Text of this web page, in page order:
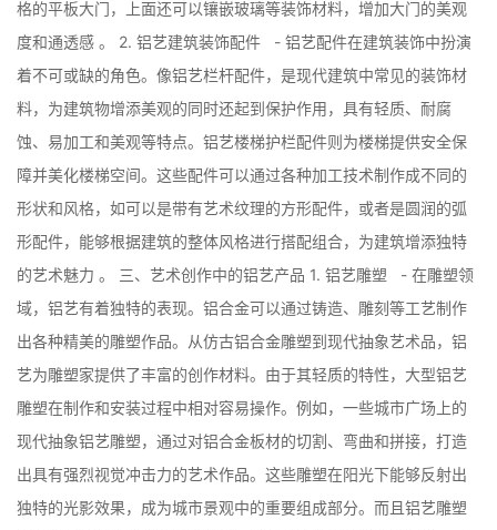
格的平板大门，上面还可以镶嵌玻璃等装饰材料，增加大门的美观
度和通透感 。 2. 铝艺建筑装饰配件 - 铝艺配件在建筑装饰中扮演
着不可或缺的角色。像铝艺栏杆配件，是现代建筑中常见的装饰材
料，为建筑物增添美观的同时还起到保护作用，具有轻质、耐腐
蚀、易加工和美观等特点。铝艺楼梯护栏配件则为楼梯提供安全保
障并美化楼梯空间。这些配件可以通过各种加工技术制作成不同的
形状和风格，如可以是带有艺术纹理的方形配件，或者是圆润的弧
形配件，能够根据建筑的整体风格进行搭配组合，为建筑增添独特
的艺术魅力 。 三、艺术创作中的铝艺产品 1. 铝艺雕塑 - 在雕塑领
域，铝艺有着独特的表现。铝合金可以通过铸造、雕刻等工艺制作
出各种精美的雕塑作品。从仿古铝合金雕塑到现代抽象艺术品，铝
艺为雕塑家提供了丰富的创作材料。由于其轻质的特性，大型铝艺
雕塑在制作和安装过程中相对容易操作。例如，一些城市广场上的
现代抽象铝艺雕塑，通过对铝合金板材的切割、弯曲和拼接，打造
出具有强烈视觉冲击力的艺术作品。这些雕塑在阳光下能够反射出
独特的光影效果，成为城市景观中的重要组成部分。而且铝艺雕塑